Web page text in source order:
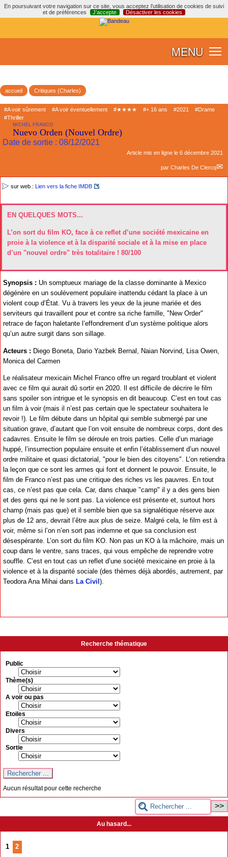
En poursuivant votre navigation sur ce site, vous acceptez l’utilisation de cookies de suivi
et de préférences
J’accepte Désactiver les cookies
MENU
accueil Critiques (Charles)
#A voir sûrement #A voir éventuellement #★★★★ #+ 16 ans #2021
#Drame
#Thriller
MICHEL FRANCO
Nuevo Orden (Nouvel Ordre)
Date de sortie : 08/12/2021
Article mis en ligne le 6 décembre 2021
par Charles De Clercq
EN QUELQUES MOTS...
L’on sort du film KO, face à ce reflet d’une société mexicaine en
proie à la violence et à la disparité sociale et à la mise en place
d’un "nouvel ordre" très totalitaire ! 80/100
sur web : Lien vers la fiche IMDB
Synopsis : Un somptueux mariage de la classe dominante à Mexico
dégénère en un soulèvement populaire inattendu cédant la place à un
violent coup d’État. Vu à travers les yeux de la jeune mariée et des
serviteurs qui travaillent pour et contre sa riche famille, "New Order"
retrace de façon haletante l’effondrement d’un système politique alors
qu’un autre surgit dans son sillage.
Acteurs : Diego Boneta, Dario Yazbek Bernal, Naian Norvind, Lisa Owen,
Monica del Carmen
Le réalisateur mexicain Michel Franco offre un regard troublant et violent
avec ce film qui aurait dû sortir en 2020. Il est difficile de décrire le film
sans spoiler son intrigue et le synopsis en dit beaucoup. C’est en tout cas
un film à voir (mais il n’est pas certain que le spectateur souhaitera le
revoir !). Le film débute dans un hôpital qui semble submergé par une
situation grave, d’autant que l’on voit ensuite de nombreux corps, dont des
cadavres. Ensuite le film se déroule en trois parties. Celle d’un mariage
huppé, l’insurrection populaire ensuite et enfin l’établissement d’un nouvel
ordre militaire et quasi dictatorial, "pour le bien des citoyens". L’on retiendra
la leçon que ce sont les armes qui font et donnent le pouvoir. Ensuite, le
film de Franco n’est pas une critique des riches vs les pauvres. En tout
cas, ce n’est pas que cela. Car, dans chaque "camp" il y a des gens bien
et des gens qui ne le sont pas. La violence est présente et, surtout hors
champ (mais pas que) et il semble bien que sa signalétique réserve aux
plus de 12 ans, devrait l’être aux plus de seize. Malgré cela, le film est à
voir, même si l’on n’en sort pas indemne et que sa conclusion est
désespérante. L’on sort du film KO. Non pas un KO à la mâchoire, mais un
coup dans le ventre, sans traces, qui vous empêche de reprendre votre
souffle. C’est en tout cas un reflet d’une société mexicaine en proie à la
violence et à la disparité sociale (des thèmes déjà abordés, autrement, par
Teodora Ana Mihai dans La Civil ).
Recherche thématique
Public
Thème(s)
A voir ou pas
Etoiles
Divers
Sortie
Aucun résultat pour cette recherche
Au hasard...
1 2